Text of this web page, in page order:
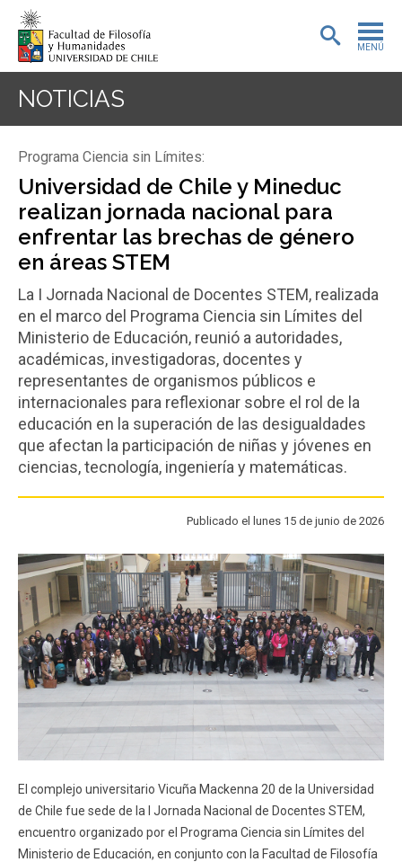
MENÚ
POSTGRADO
INVESTIGACIÓN
EXTENSIÓN
BIBLIOTECA
DEPARTAMENTOS
FACULTAD
Estudiantes
Académicos
Funcionarios
Egresados
NOTICIAS
Programa Ciencia sin Límites:
Universidad de Chile y Mineduc
realizan jornada nacional para
enfrentar las brechas de género
en áreas STEM
La I Jornada Nacional de Docentes STEM, realizada
en el marco del Programa Ciencia sin Límites del
Ministerio de Educación, reunió a autoridades,
académicas, investigadoras, docentes y
representantes de organismos públicos e
internacionales para reflexionar sobre el rol de la
educación en la superación de las desigualdades
que afectan la participación de niñas y jóvenes en
ciencias, tecnología, ingeniería y matemáticas.
Publicado el lunes 15 de junio de 2026
El complejo universitario Vicuña Mackenna 20 de la Universidad
de Chile fue sede de la I Jornada Nacional de Docentes STEM,
encuentro organizado por el Programa Ciencia sin Límites del
Ministerio de Educación, en conjunto con la Facultad de Filosofía